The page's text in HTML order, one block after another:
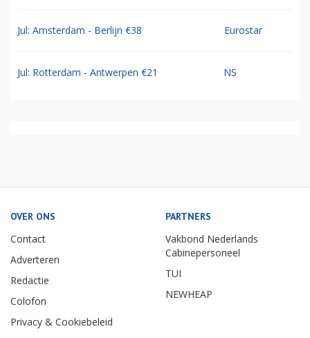
Jul: Amsterdam - Berlijn €38 Eurostar
Jul: Rotterdam - Antwerpen €21 NS
OVER ONS
Contact
Adverteren
Redactie
Colofon
Privacy & Cookiebeleid
PARTNERS
Vakbond Nederlands
Cabinepersoneel
TUI
NEWHEAP